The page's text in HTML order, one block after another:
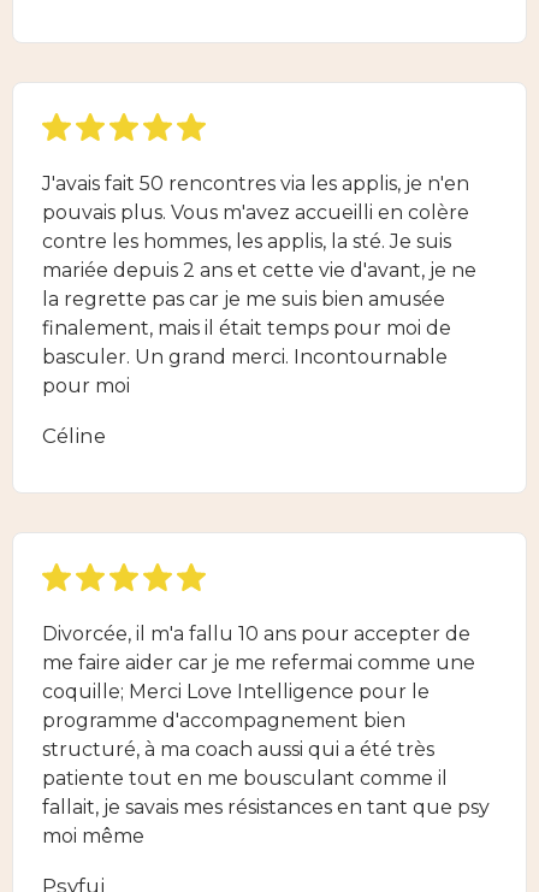
J'avais fait 50 rencontres via les applis, je n'en
pouvais plus. Vous m'avez accueilli en colère
contre les hommes, les applis, la sté. Je suis
mariée depuis 2 ans et cette vie d'avant, je ne
la regrette pas car je me suis bien amusée
finalement, mais il était temps pour moi de
basculer. Un grand merci. Incontournable
pour moi
Céline
Divorcée, il m'a fallu 10 ans pour accepter de
me faire aider car je me refermai comme une
coquille; Merci Love Intelligence pour le
programme d'accompagnement bien
structuré, à ma coach aussi qui a été très
patiente tout en me bousculant comme il
fallait, je savais mes résistances en tant que psy
moi même
Psyfui